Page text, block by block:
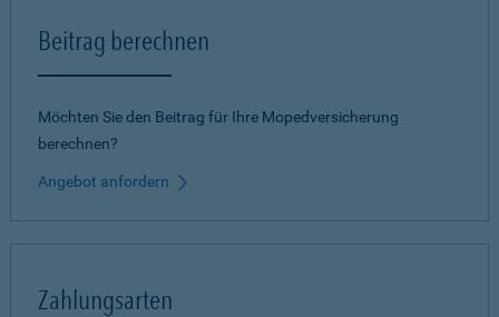
Beitrag berechnen
Möchten Sie den Beitrag für Ihre Mopedversicherung
berechnen?
Angebot anfordern
Zahlungsarten